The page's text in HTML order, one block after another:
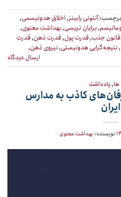
برچسب:آنتونی رابینز, اخلاق هدونیسمی,
,برایان تریسی,بهداشت معنوی,
قانون جذب, قدرت پول, قدرت ذهن, قدرت
,نتیجه‌گرایی هدونیستی,نیروی ذهن,
ارسال دیدگاه
ها,یادداشت
کاذب به مدارس
ایران
نویسنده: بهداشت معنوی